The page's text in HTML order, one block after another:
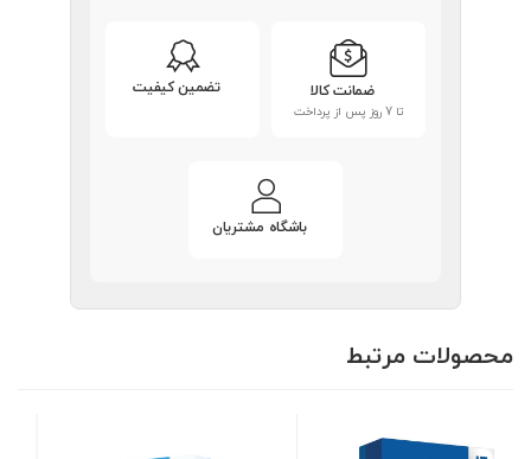
ضمانت کالا
تا 7 روز پس از پرداخت
تضمین کیفیت
باشگاه مشتریان
محصولات مرتبط